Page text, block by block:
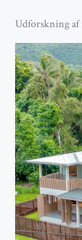
Udforskning af